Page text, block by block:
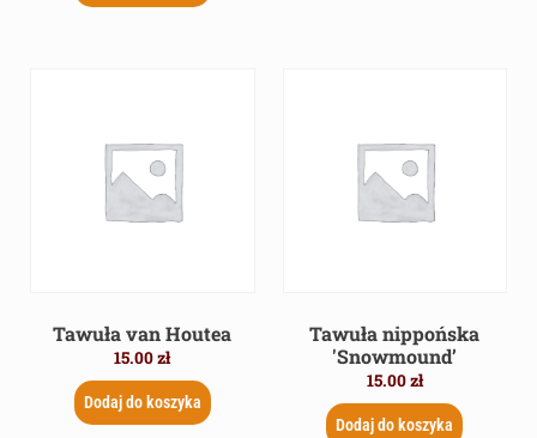
Tawuła van Houtea
15.00zł
Dodaj do koszyka
Tawuła nippońska
'Snowmound’
15.00zł
Dodaj do koszyka